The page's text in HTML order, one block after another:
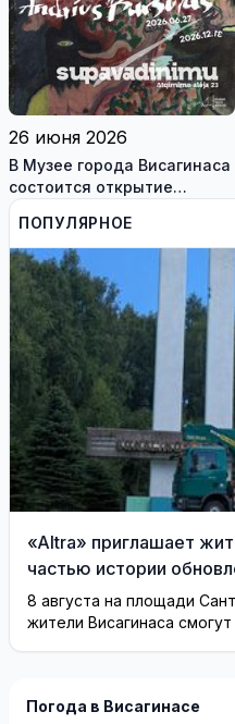
26 июня 2026
В Музее города Висагинаса
состоится открытие
персональной выставки
художника Андрюса
Бурсоваса «su pavadinimu»
ПОПУЛЯРНОЕ
«Altra» приглашает
частью истории
8 августа на площади
жители Висагинаса
Погода в Висагинасе